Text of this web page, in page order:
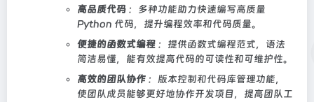
高品质代码 ：多种功能助力快速编写高质量
Python 代码，提升编程效率和代码质量。
便捷的函数式编程 ：提供函数式编程范式，语法
简洁易懂，能有效提高代码的可读性和可维护性。
高效的团队协作 ：版本控制和代码库管理功能，
使团队成员能够更好地协作开发项目，提高团队工